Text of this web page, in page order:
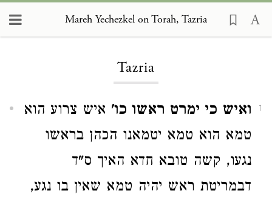
Mareh Yechezkel on Torah, Tazria
Tazria
1 ואיש כי ימרט ראשו כו' איש צרוע הוא
טמא הוא טמא יטמאנו הכהן בראשו
נגעו, קשה טובא חדא האיך ס"ד
דבמריטת ראש יהיה טמא שאין בו נגע,